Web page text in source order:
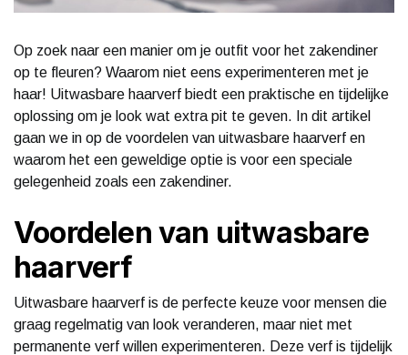
Op zoek naar een manier om je outfit voor het zakendiner
op te fleuren? Waarom niet eens experimenteren met je
haar! Uitwasbare haarverf biedt een praktische en tijdelijke
oplossing om je look wat extra pit te geven. In dit artikel
gaan we in op de voordelen van uitwasbare haarverf en
waarom het een geweldige optie is voor een speciale
gelegenheid zoals een zakendiner.
Voordelen van uitwasbare
haarverf
Uitwasbare haarverf is de perfecte keuze voor mensen die
graag regelmatig van look veranderen, maar niet met
permanente verf willen experimenteren. Deze verf is tijdelijk